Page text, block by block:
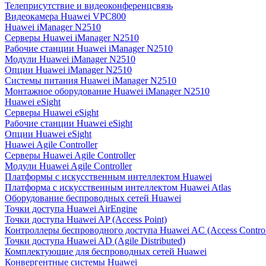
Телеприсутствие и видеоконференцсвязь
Видеокамера Huawei VPC800
Huawei iManager N2510
Серверы Huawei iManager N2510
Рабочие станции Huawei iManager N2510
Модули Huawei iManager N2510
Опции Huawei iManager N2510
Системы питания Huawei iManager N2510
Монтажное оборудование Huawei iManager N2510
Huawei eSight
Серверы Huawei eSight
Рабочие станции Huawei eSight
Опции Huawei eSight
Huawei Agile Controller
Серверы Huawei Agile Controller
Модули Huawei Agile Controller
Платформы с искусственным интеллектом Huawei
Платформа с искусственным интеллектом Huawei Atlas
Оборудование беспроводных сетей Huawei
Точки доступа Huawei AirEngine
Точки доступа Huawei AP (Access Point)
Контроллеры беспроводного доступа Huawei AC (Access
Точки доступа Huawei AD (Agile Distributed)
Комплектующие для беспроводных сетей Huawei
Конвергентные системы Huawei